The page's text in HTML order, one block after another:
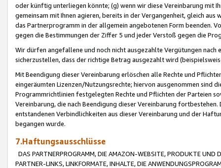
oder künftig unterliegen könnte; (g) wenn wir diese Vereinbarung mit
gemeinsam mit Ihnen agieren, bereits in der Vergangenheit, gleich
das Partnerprogramm in der allgemein angebotenen Form beenden.
gegen die Bestimmungen der Ziffer 5 und jeder Verstoß gegen die
Wir dürfen angefallene und noch nicht ausgezahlte Vergütungen
sicherzustellen, dass der richtige Betrag ausgezahlt wird
Mit Beendigung dieser Vereinbarung erlöschen alle Rechte und
eingeräumten Lizenzen/Nutzungsrechte; hiervon ausgenommen sind
Programmrichtlinien festgelegten Rechte und Pflichten der Parteien
Vereinbarung, die nach Beendigung dieser Vereinbarung
entstandenen Verbindlichkeiten aus dieser Vereinbarung und der
begangen wurde.
7.Haftungsausschlüsse
DAS PARTNERPROGRAMM, DIE AMAZON-WEBSITE, PRODUKTE UND
PARTNER-LINKS, LINKFORMATE, INHALTE, DIE